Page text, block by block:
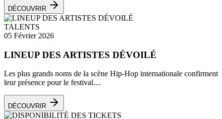
DÉCOUVRIR
TALENTS
05 Février 2026
LINEUP DES ARTISTES DÉVOILÉ
Les plus grands noms de la scène Hip-Hop internationale confirment
leur présence pour le festival....
DÉCOUVRIR